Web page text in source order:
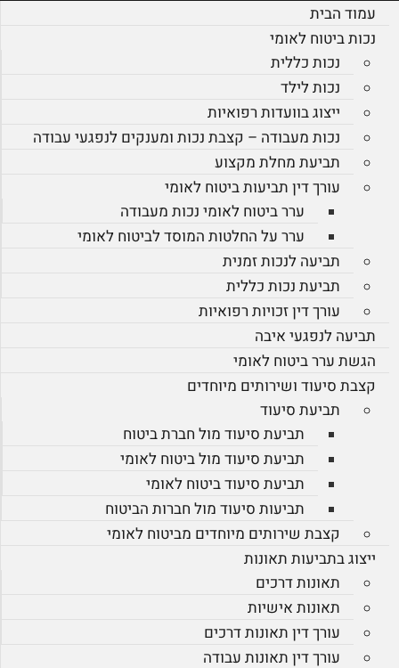
עמוד הבית
נכות ביטוח לאומי
נכות כללית
נכות לילד
ייצוג בוועדות רפואיות
נכות מעבודה – קצבת נכות ומענקים לנפגעי עבודה
תביעת מחלת מקצוע
עורך דין תביעות ביטוח לאומי
ערר ביטוח לאומי נכות מעבודה
ערר על החלטות המוסד לביטוח לאומי
תביעה לנכות זמנית
תביעת נכות כללית
עורך דין זכויות רפואיות
תביעה לנפגעי איבה
הגשת ערר ביטוח לאומי
קצבת סיעוד ושירותים מיוחדים
תביעת סיעוד
תביעת סיעוד מול חברת ביטוח
תביעת סיעוד מול ביטוח לאומי
תביעת סיעוד ביטוח לאומי
תביעות סיעוד מול חברות הביטוח
קצבת שירותים מיוחדים מביטוח לאומי
ייצוג בתביעות תאונות
תאונות דרכים
תאונות אישיות
עורך דין תאונות דרכים
עורך דין תאונות עבודה